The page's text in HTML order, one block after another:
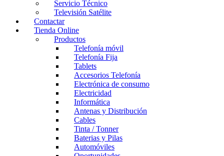
Servicio Técnico
Televisión Satélite
Contactar
Tienda Online
Productos
Telefonía móvil
Telefonía Fija
Tablets
Accesorios Telefonía
Electrónica de consumo
Electricidad
Informática
Antenas y Distribución
Cables
Tinta / Tonner
Baterias y Pilas
Automóviles